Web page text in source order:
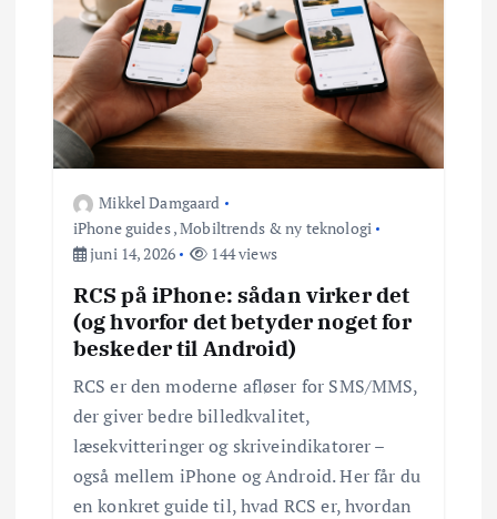
Mikkel Damgaard
iPhone guides,Mobiltrends & ny teknologi
juni 14, 2026
144 views
RCS på iPhone: sådan virker det
(og hvorfor det betyder noget for
beskeder til Android)
RCS er den moderne afløser for SMS/MMS,
der giver bedre billedkvalitet,
læsekvitteringer og skriveindikatorer –
også mellem iPhone og Android. Her får du
en konkret guide til, hvad RCS er, hvordan